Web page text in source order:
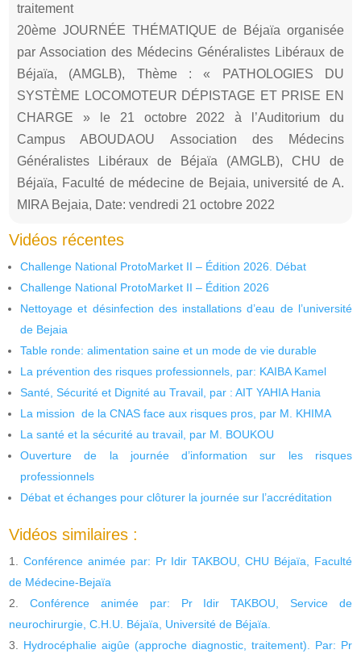
traitement
20ème JOURNÉE THÉMATIQUE de Béjaïa organisée
par Association des Médecins Généralistes Libéraux de
Béjaïa, (AMGLB), Thème : « PATHOLOGIES DU
SYSTÈME LOCOMOTEUR DÉPISTAGE ET PRISE EN
CHARGE » le 21 octobre 2022 à l’Auditorium du
Campus ABOUDAOU Association des Médecins
Généralistes Libéraux de Béjaïa (AMGLB), CHU de
Béjaïa, Faculté de médecine de Bejaia, université de A.
MIRA Bejaia, Date: vendredi 21 octobre 2022
Vidéos récentes
Challenge National ProtoMarket II – Édition 2026. Débat
Challenge National ProtoMarket II – Édition 2026
Nettoyage et désinfection des installations d’eau de l’université
de Bejaia
Table ronde: alimentation saine et un mode de vie durable
La prévention des risques professionnels, par: KAIBA Kamel
Santé, Sécurité et Dignité au Travail, par : AIT YAHIA Hania
La mission de la CNAS face aux risques pros, par M. KHIMA
La santé et la sécurité au travail, par M. BOUKOU
Ouverture de la journée d’information sur les risques
professionnels
Débat et échanges pour clôturer la journée sur l’accréditation
Vidéos similaires :
Conférence animée par: Pr Idir TAKBOU, CHU Béjaïa, Faculté
de Médecine-Bejaïa
Conférence animée par: Pr Idir TAKBOU, Service de
neurochirurgie, C.H.U. Béjaïa, Université de Béjaïa.
Hydrocéphalie aigûe (approche diagnostic, traitement). Par: Pr